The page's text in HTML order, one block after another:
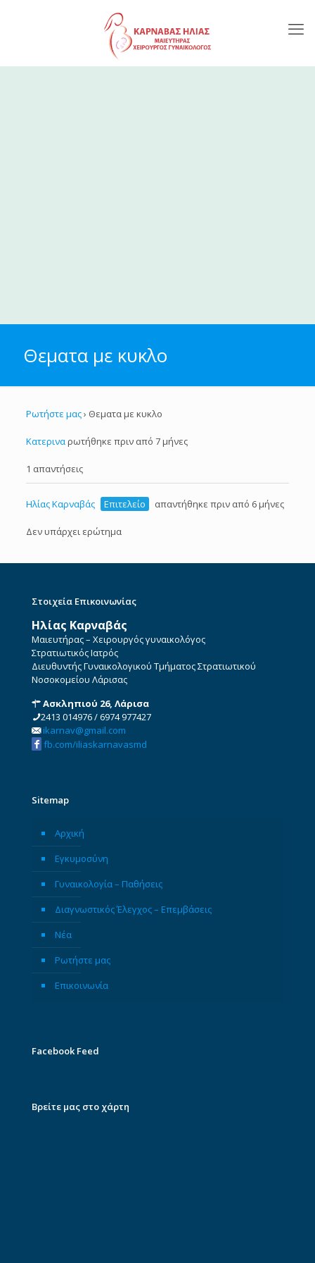
Θεματα με κυκλο
Ρωτήστε μας› Θεματα με κυκλο
Κατεριναρωτήθηκε πριν από 7 μήνες
1 απαντήσεις
Ηλίας Καρναβάς Επιτελείο απαντήθηκε πριν από 6 μήνες
Δεν υπάρχει ερώτημα
Στοιχεία Επικοινωνίας
Ηλίας Καρναβάς
Μαιευτήρας – Χειρουργός γυναικολόγος
Στρατιωτικός Ιατρός
Διευθυντής Γυναικολογικού Τμήματος Στρατιωτικού
Νοσοκομείου Λάρισας
Ασκληπιού 26, Λάρισα
2413 014976/6974 977427
ikarnav@gmail.com
fb.com/iliaskarnavasmd
Sitemap
Αρχική
Εγκυμοσύνη
Γυναικολογία – Παθήσεις
Διαγνωστικός Έλεγχος – Επεμβάσεις
Νέα
Ρωτήστε μας
Επικοινωνία
Facebook Feed
Βρείτε μας στο χάρτη